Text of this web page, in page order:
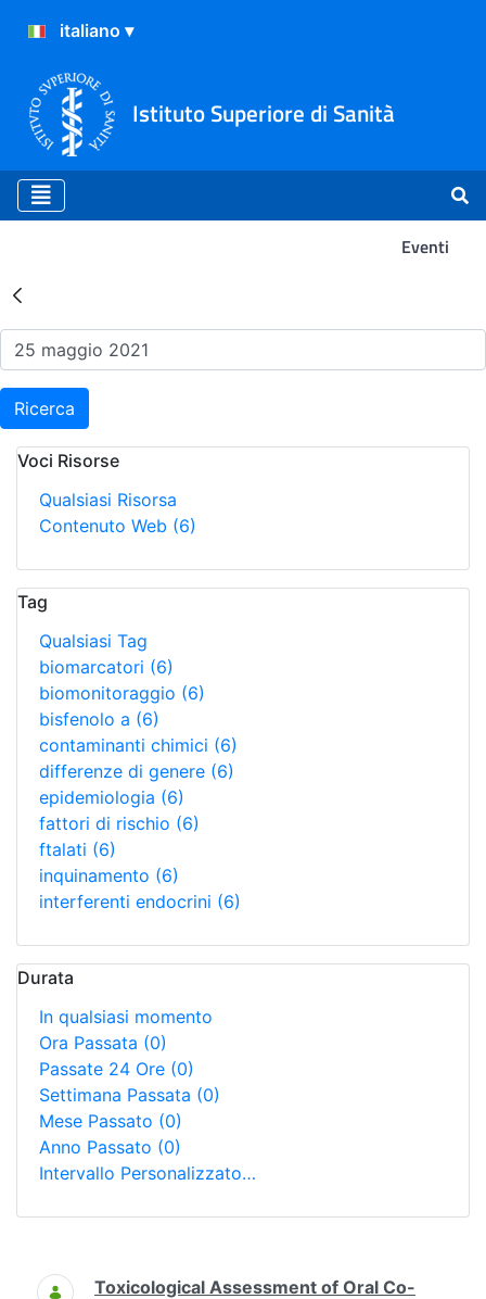
Istituto Superiore di Sanità
Eventi
Risultati della Ricerca -
Ricerca
Voci Risorse
Qualsiasi Risorsa
Contenuto Web (6)
Tag
Qualsiasi Tag
biomarcatori (6)
biomonitoraggio (6)
bisfenolo a (6)
contaminanti chimici (6)
differenze di genere (6)
epidemiologia (6)
fattori di rischio (6)
ftalati (6)
inquinamento (6)
interferenti endocrini (6)
Durata
In qualsiasi momento
Ora Passata (0)
Passate 24 Ore (0)
Settimana Passata (0)
Mese Passato (0)
Anno Passato (0)
Intervallo Personalizzato…
Ricerca
Toxicological Assessment of Oral Co-